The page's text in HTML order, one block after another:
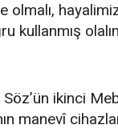
olmalı,
kullanmış
ikinci
manevî